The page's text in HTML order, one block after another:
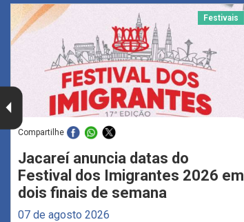
Festivais
Compartilhe
Jacareí anuncia datas do
Festival dos Imigrantes 2026 em
dois finais de semana
07 de agosto 2026